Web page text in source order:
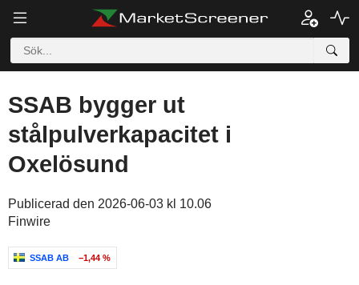
SSAB bygger ut
stålpulverkapacitet i
Oxelösund
Publicerad den 2026-06-03 kl 10.06
Finwire
SSAB AB −1,44 %